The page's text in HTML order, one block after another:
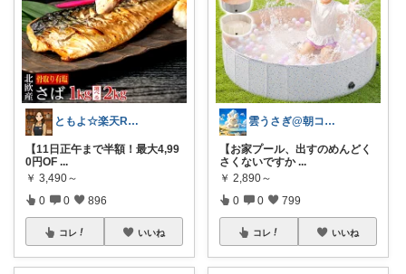
ともよ☆楽天ROOM
【11日正午まで半額！最大4,99
0円OF ...
￥ 3,490～
0 0 896
コレ いいね
雲うさぎ@朝コレ❤良質便利時短グッズ🐰
【お家プール、出すのめんどく
さくないですか ...
￥ 2,890～
0 0 799
コレ いいね